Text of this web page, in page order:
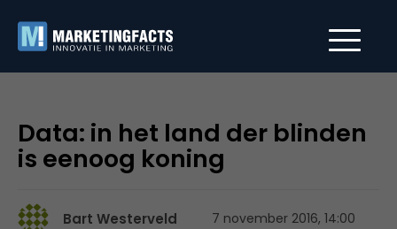
Data: in het land der blinden
is eenoog koning
Bart Westerveld 7 november 2016, 14:00